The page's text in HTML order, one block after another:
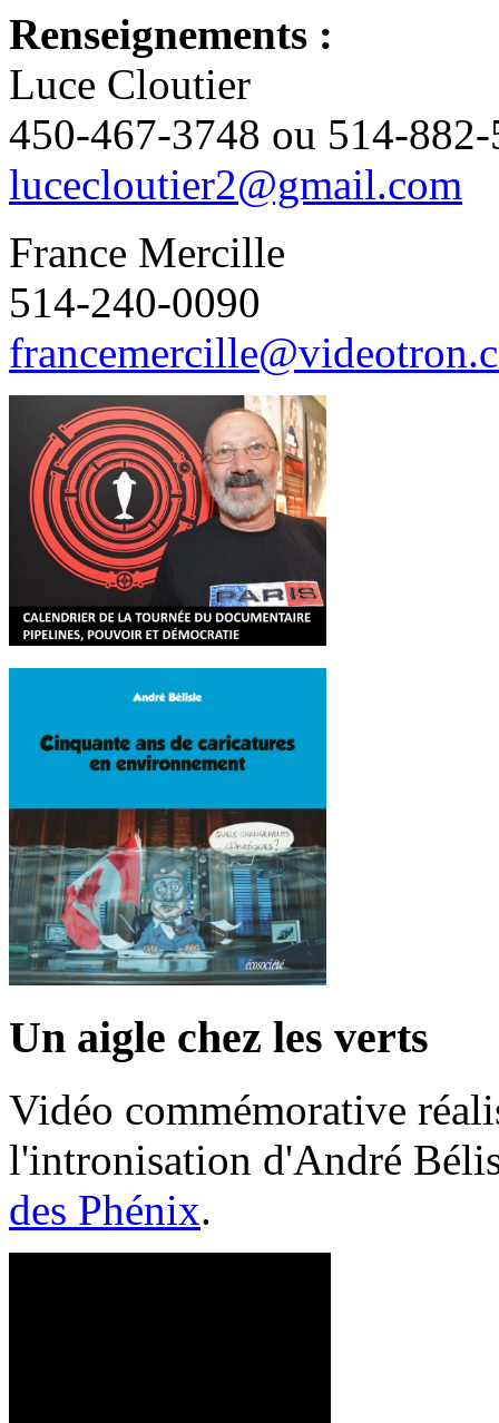
Renseignements :
Luce Cloutier
450-467-3748 ou 514-
lucecloutier2@gmail.com
France Mercille
514-240-0090
Un aigle chez les verts
Vidéo commémorative
l'intronisation d'André
des Phénix.